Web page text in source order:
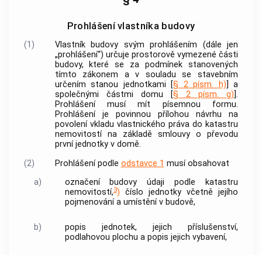
Prohlášení vlastníka budovy
(1) Vlastník budovy svým prohlášením (dále jen
„prohlášení“) určuje prostorově vymezené části
budovy, které se za podmínek stanovených
tímto zákonem a v souladu se stavebním
určením stanou jednotkami [§ 2 písm. h)] a
společnými částmi domu [§ 2 písm. g)].
Prohlášení musí mít písemnou formu.
Prohlášení je povinnou přílohou návrhu na
povolení vkladu vlastnického práva do katastru
nemovitostína základě smlouvy o převodu
prvníjednotkyv domě.
(2)
Prohlášení podle odstavce 1 musí obsahovat
a)
označení budovy údaji podle katastru
nemovitostí,3) číslo jednotkyvčetně jejího
pojmenování a umístění v budově,
b) popis jednotek, jejich příslušenství,
podlahovou plochu a popis jejich vybavení,